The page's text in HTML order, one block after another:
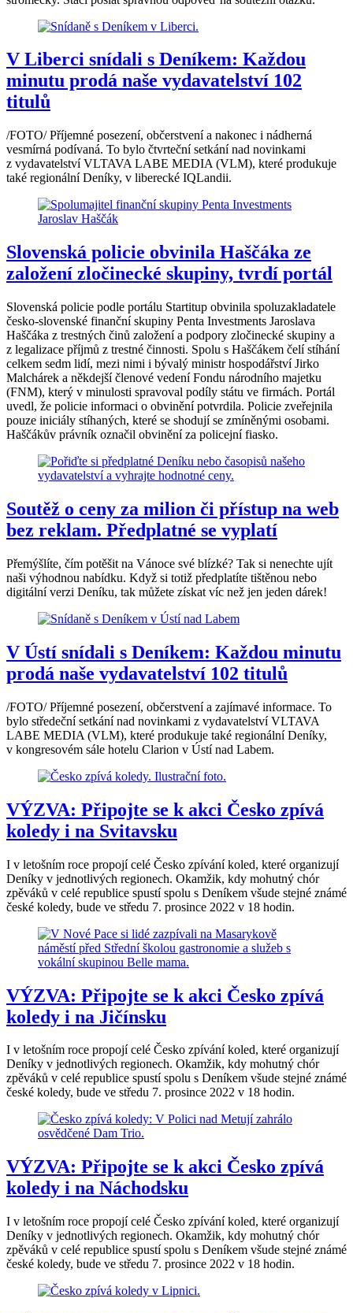
V Liberci snídali s Deníkem: Každou
minutu prodá naše vydavatelství 102
titulů
/FOTO/ Příjemné posezení, občerstvení a nakonec i nádherná
vesmírná podívaná. To bylo čtvrteční setkání nad novinkami
z vydavatelství VLTAVA LABE MEDIA (VLM), které produkuje
také regionální Deníky, v liberecké IQLandii.
Slovenská policie obvinila Haščáka ze
založení zločinecké skupiny, tvrdí portál
Slovenská policie podle portálu Startitup obvinila spoluzakladatele
česko-slovenské finanční skupiny Penta Investments Jaroslava
Haščáka z trestných činů založení a podpory zločinecké skupiny a
z legalizace příjmů z trestné činnosti. Spolu s Haščákem čelí stíhání
celkem sedm lidí, mezi nimi i bývalý ministr hospodářství Jirko
Malchárek a někdejší členové vedení Fondu národního majetku
(FNM), který v minulosti spravoval podíly státu ve firmách. Portál
uvedl, že policie informaci o obvinění potvrdila. Policie zveřejnila
pouze iniciály stíhaných, které se shodují se zmíněnými osobami.
Haščákův právník označil obvinění za policejní fiasko.
Soutěž o ceny za milion či přístup na web
bez reklam. Předplatné se vyplatí
Přemýšlíte, čím potěšit na Vánoce své blízké? Tak si nenechte ujít
naši výhodnou nabídku. Když si totiž předplatíte tištěnou nebo
digitální verzi Deníku, tak můžete získat víc než jen jeden dárek!
V Ústí snídali s Deníkem: Každou minutu
prodá naše vydavatelství 102 titulů
/FOTO/ Příjemné posezení, občerstvení a zajímavé informace. To
bylo středeční setkání nad novinkami z vydavatelství VLTAVA
LABE MEDIA (VLM), které produkuje také regionální Deníky,
v kongresovém sále hotelu Clarion v Ústí nad Labem.
VÝZVA: Připojte se k akci Česko zpívá
koledy i na Svitavsku
I v letošním roce propojí celé Česko zpívání koled, které organizují
Deníky v jednotlivých regionech. Okamžik, kdy mohutný chór
zpěváků v celé republice spustí spolu s Deníkem všude stejné známé
české koledy, bude ve středu 7. prosince 2022 v 18 hodin.
VÝZVA: Připojte se k akci Česko zpívá
koledy i na Jičínsku
I v letošním roce propojí celé Česko zpívání koled, které organizují
Deníky v jednotlivých regionech. Okamžik, kdy mohutný chór
zpěváků v celé republice spustí spolu s Deníkem všude stejné známé
české koledy, bude ve středu 7. prosince 2022 v 18 hodin.
VÝZVA: Připojte se k akci Česko zpívá
koledy i na Náchodsku
I v letošním roce propojí celé Česko zpívání koled, které organizují
Deníky v jednotlivých regionech. Okamžik, kdy mohutný chór
zpěváků v celé republice spustí spolu s Deníkem všude stejné známé
české koledy, bude ve středu 7. prosince 2022 v 18 hodin.